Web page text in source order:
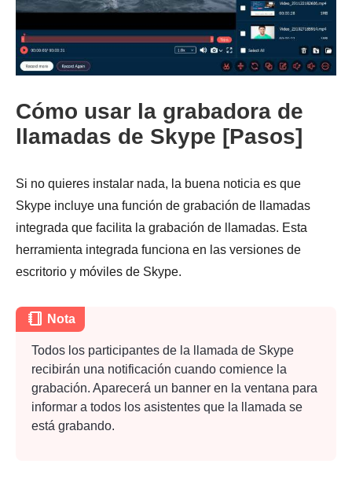
Etapa 4.
Cómo usar la grabadora de
llamadas de Skype [Pasos]
Si no quieres instalar nada, la buena noticia es que
Skype incluye una función de grabación de llamadas
integrada que facilita la grabación de llamadas. Esta
herramienta integrada funciona en las versiones de
escritorio y móviles de Skype.
Nota
Todos los participantes de la llamada de Skype
recibirán una notificación cuando comience la
grabación. Aparecerá un banner en la ventana para
informar a todos los asistentes que la llamada se
está grabando.